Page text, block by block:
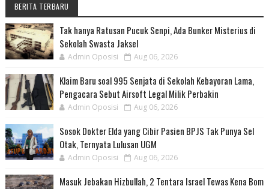
BERITA TERBARU
Tak hanya Ratusan Pucuk Senpi, Ada Bunker Misterius di
Sekolah Swasta Jaksel
Admin Oposisi Aug 06, 2026
Klaim Baru soal 995 Senjata di Sekolah Kebayoran Lama,
Pengacara Sebut Airsoft Legal Milik Perbakin
Admin Oposisi Aug 06, 2026
Sosok Dokter Elda yang Cibir Pasien BPJS Tak Punya Sel
Otak, Ternyata Lulusan UGM
Admin Oposisi Aug 06, 2026
Masuk Jebakan Hizbullah, 2 Tentara Israel Tewas Kena Bom